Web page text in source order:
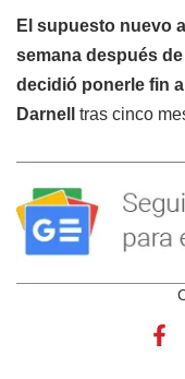
El supuesto nuevo
semana después
decidió ponerle fin
Darnell tras cinco